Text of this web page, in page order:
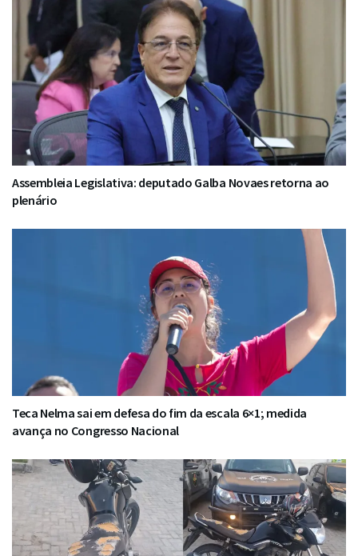
Assembleia Legislativa: deputado Galba Novaes retorna ao
plenário
Teca Nelma sai em defesa do fim da escala 6×1; medida
avança no Congresso Nacional